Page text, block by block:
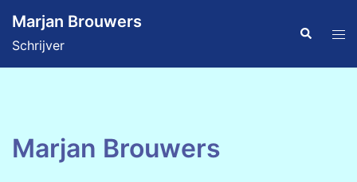
naar
de
inhoud
Marjan Brouwers
Schrijver
Zoeken
Marjan Brouwers